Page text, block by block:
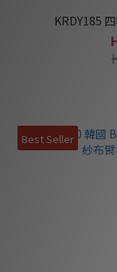
KRDY185
Best Seller